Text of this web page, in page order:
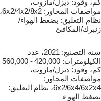
كم، وقود: ديزل/مازوت،
مواصفات المحاور: 6x2/4x2/8x2،
نظام التعليق: بضغط الهواء/
زنبرك/المكافئ
سنة التصنيع: 2021، عدد
الكيلومترات: 420,000 - 560,000
كم، وقود: ديزل/مازوت،
مواصفات المحاور:
6x2/6x4/6x2x4، نظام التعليق:
بضغط الهواء